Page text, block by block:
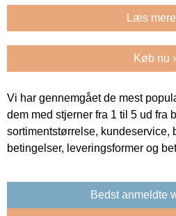
Læs
Køb nu
Vi har gennemgået de mest
dem med stjerner fra 1 til 5 ud fra
sortimentstørrelse, kundeservice,
betingelser, leveringsformer og
Bedst anmeldte